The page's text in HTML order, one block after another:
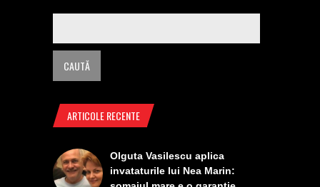
ARTICOLE RECENTE
Olguta Vasilescu aplica
invataturile lui Nea Marin: